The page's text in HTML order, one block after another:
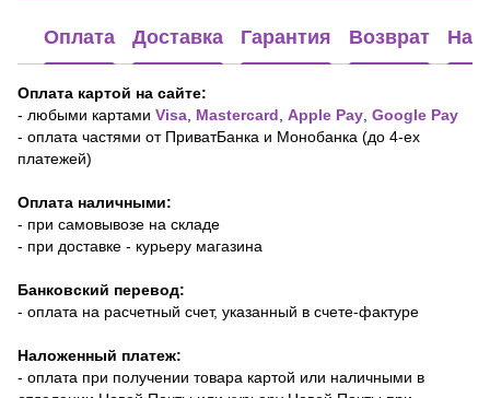
Оплата Доставка Гарантия Возврат
Оплата картой на сайте:
- любыми картами Visa Mastercard Apple Pay Google Pay
- оплата частями от ПриватБанка и Монобанка (до 4-ех
платежей)
Оплата наличными:
- при самовывозе на складе
- при доставке - курьеру магазина
Банковский перевод:
- оплата на расчетный счет, указанный в счете-фактуре
Наложенный платеж:
- оплата при получении товара картой или наличными в